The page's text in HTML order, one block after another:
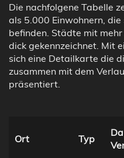
Die nachfolgene Tabelle
als 5.000 Einwohnern,
befinden. Städte mit
dick gekennzeichnet. Mit
sich eine Detailkarte die
zusammen mit dem
präsentiert.
Ort Typ